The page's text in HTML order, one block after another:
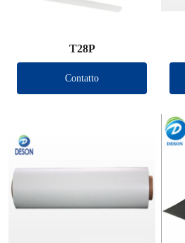
T28P
Contatto